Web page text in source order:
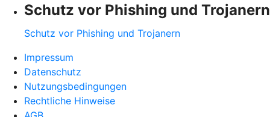
Schutz vor Phishing und Trojanern
Schutz vor Phishing und Trojanern
Impressum
Datenschutz
Nutzungsbedingungen
Rechtliche Hinweise